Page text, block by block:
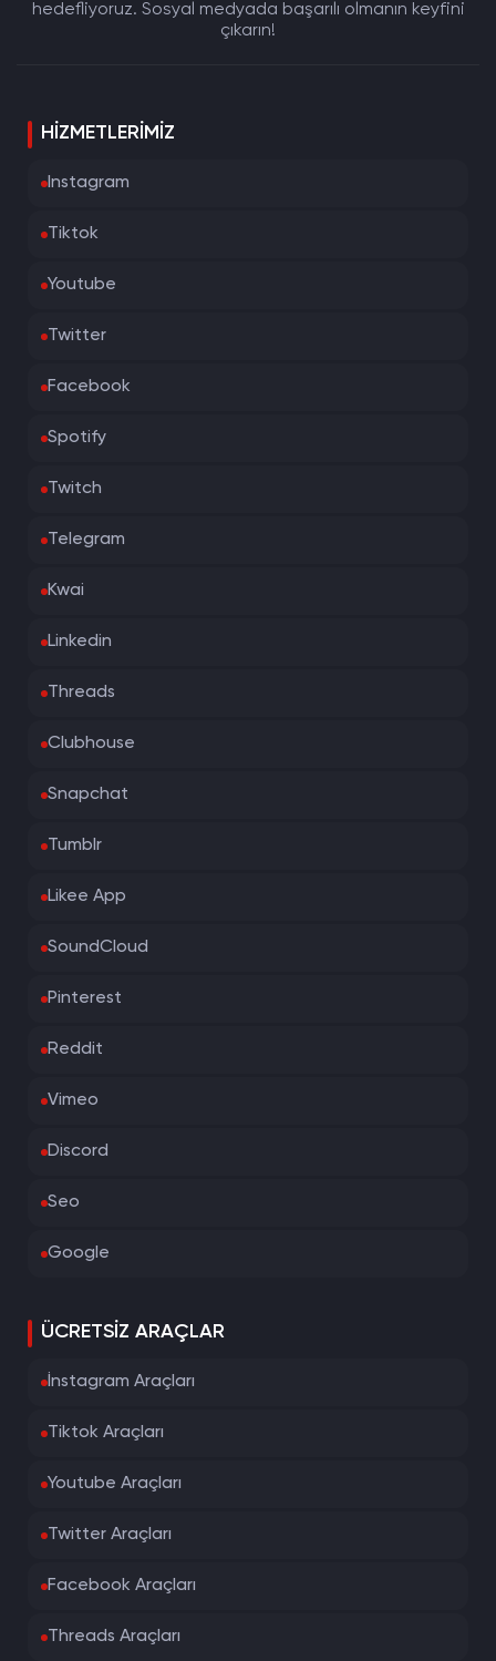
hedefliyoruz. Sosyal medyada başarılı olmanın keyfini
çıkarın!
HIZMETLERIMIZ
Instagram
Tiktok
Youtube
Twitter
Facebook
Spotify
Twitch
Telegram
Kwai
Linkedin
Threads
Clubhouse
Snapchat
Tumblr
Likee App
SoundCloud
Pinterest
Reddit
Vimeo
Discord
Seo
Google
ÜCRETSIZ ARAÇLAR
İnstagram Araçları
Tiktok Araçları
Youtube Araçları
Twitter Araçları
Facebook Araçları
Threads Araçları